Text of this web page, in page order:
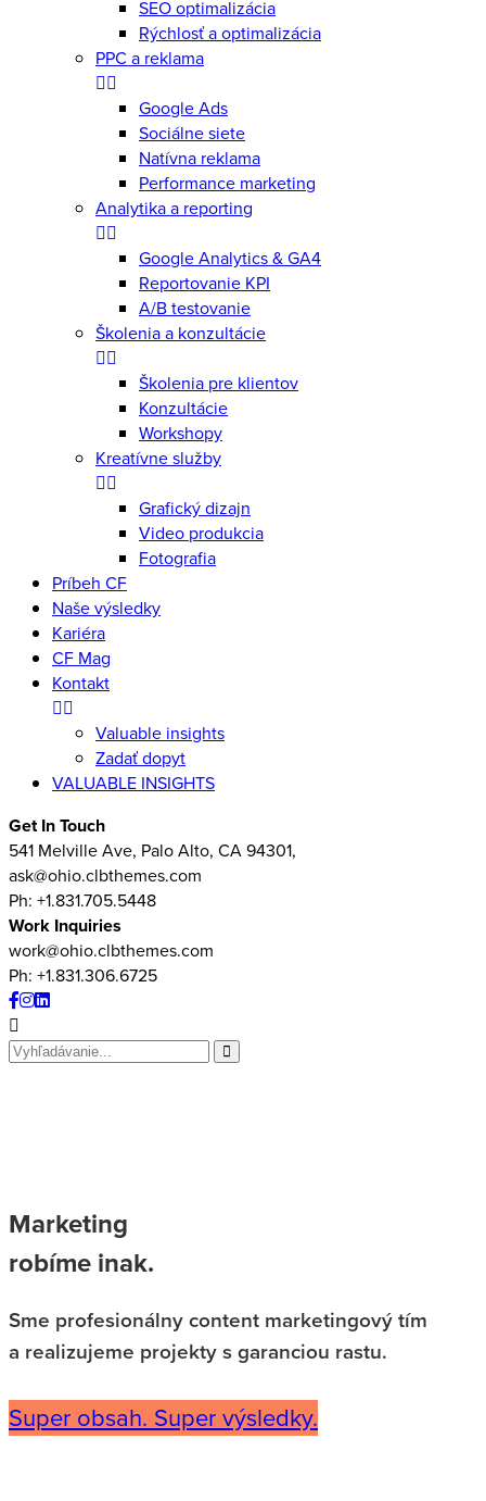
SEO optimalizácia
Rýchlosť a optimalizácia
PPC a reklama
Google Ads
Sociálne siete
Natívna reklama
Performance marketing
Analytika a reporting
Google Analytics & GA4
Reportovanie KPI
A/B testovanie
Školenia a konzultácie
Školenia pre klientov
Konzultácie
Workshopy
Kreatívne služby
Grafický dizajn
Video produkcia
Fotografia
Príbeh CF
Naše výsledky
Kariéra
CF Mag
Kontakt
Valuable insights
Zadať dopyt
VALUABLE INSIGHTS
Get In Touch
541 Melville Ave, Palo Alto, CA 94301,
ask@ohio.clbthemes.com
Ph: +1.831.705.5448
Work Inquiries
work@ohio.clbthemes.com
Ph: +1.831.306.6725
Search
Marketing
robíme inak.
Sme profesionálny content marketingový tím
a realizujeme projekty s garanciou rastu.
Super obsah. Super výsledky.